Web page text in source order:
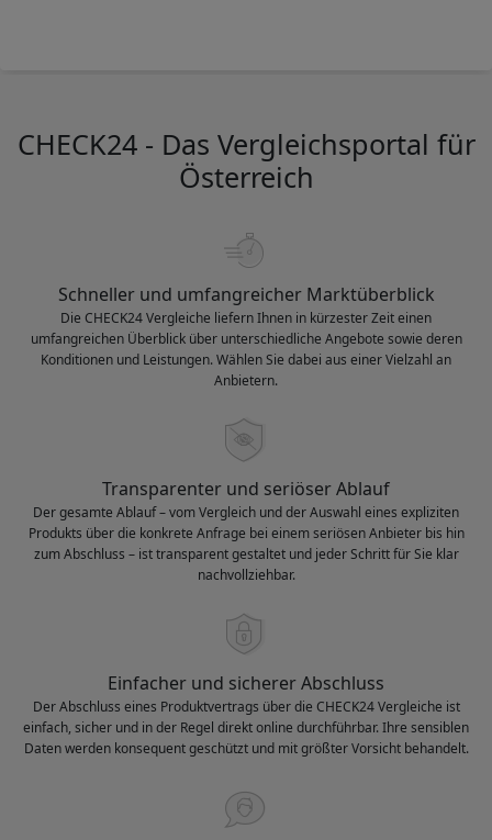
CHECK24 - Das Vergleichsportal für
Österreich
Schneller und umfangreicher Marktüberblick
Die CHECK24 Vergleiche liefern Ihnen in kürzester Zeit einen
umfangreichen Überblick über unterschiedliche Angebote sowie deren
Konditionen und Leistungen. Wählen Sie dabei aus einer Vielzahl an
Anbietern.
Transparenter und seriöser Ablauf
Der gesamte Ablauf – vom Vergleich und der Auswahl eines expliziten
Produkts über die konkrete Anfrage bei einem seriösen Anbieter bis hin
zum Abschluss – ist transparent gestaltet und jeder Schritt für Sie klar
nachvollziehbar.
Einfacher und sicherer Abschluss
Der Abschluss eines Produktvertrags über die CHECK24 Vergleiche ist
einfach, sicher und in der Regel direkt online durchführbar. Ihre sensiblen
Daten werden konsequent geschützt und mit größter Vorsicht behandelt.